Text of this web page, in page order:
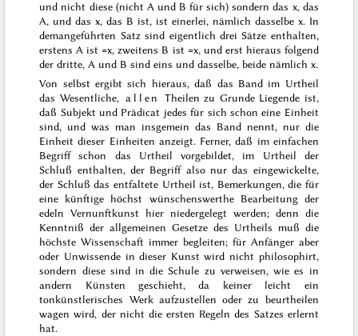
und nicht diese (nicht A und B für sich) sondern das x, das
A, und das x, das B ist, ist einerlei, nämlich dasselbe x. In
demangeführten Satz sind eigentlich drei Sätze enthalten,
erstens A ist =x, zweitens B ist =x, und erst hieraus folgend
der dritte, A und B sind eins und dasselbe, beide nämlich x.
Von selbst ergibt sich hieraus, daß das Band im Urtheil
das Wesentliche, allen
Theilen zu Grunde Liegende ist,
daß Subjekt und Prädicat jedes für sich schon eine Einheit
sind, und was man insgemein das Band nennt, nur die
Einheit dieser Einheiten anzeigt. Ferner, daß im einfachen
Begriff schon das Urtheil vorgebildet, im Urtheil der
Schluß enthalten, der Begriff also nur das eingewickelte,
der Schluß das entfaltete Urtheil ist, Bemerkungen, die für
eine künftige höchst wünschenswerthe Bearbeitung der
edeln Vernunftkunst hier niedergelegt werden; denn die
Kenntniß der allgemeinen Gesetze des Urtheils muß die
höchste Wissenschaft immer begleiten; für Anfänger aber
oder Unwissende in dieser Kunst wird nicht philosophirt,
sondern diese sind in die Schule zu verweisen, wie es in
andern Künsten geschieht, da keiner leicht ein
tonkünstlerisches Werk aufzustellen oder zu beurtheilen
wagen wird, der nicht die ersten Regeln des Satzes erlernt
hat.